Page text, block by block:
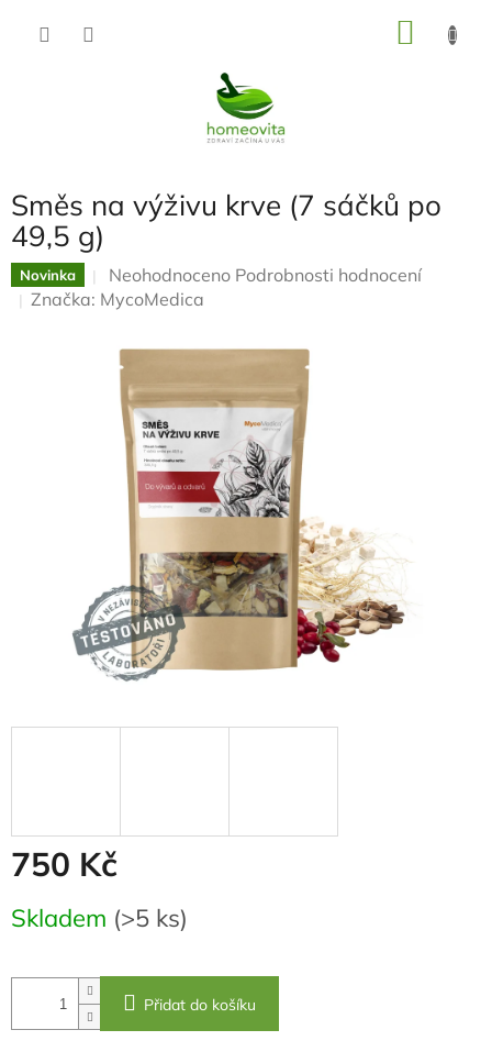
Směs na výživu krve (7 sáčků po
49,5 g)
Novinka
Průměrné
hodnocení
je
0,0
hvězdiček.
Neohodnoceno Podrobnosti hodnocení
Značka: MycoMedica
750 Kč
Měrná
cena:
Skladem (>5 ks)
Přidat do košíku